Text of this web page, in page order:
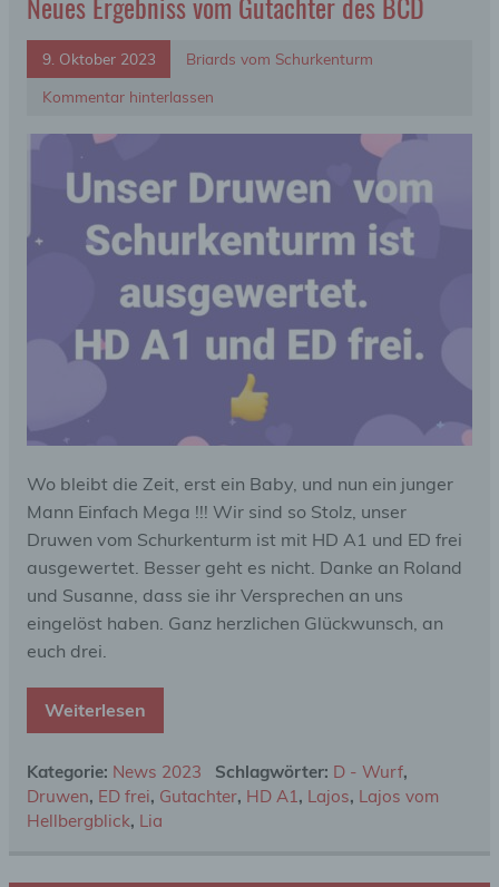
9. Oktober 2023
Briards vom Schurkenturm
Kommentar hinterlassen
Wo bleibt die Zeit, erst ein Baby, und nun ein junger
Mann Einfach Mega !!! Wir sind so Stolz, unser
Druwen vom Schurkenturm ist mit HD A1 und ED frei
ausgewertet. Besser geht es nicht. Danke an Roland
und Susanne, dass sie ihr Versprechen an uns
eingelöst haben. Ganz herzlichen Glückwunsch, an
euch drei.
Weiterlesen
Kategorie: News 2023 Schlagwörter: D - Wurf,
Druwen, ED frei, Gutachter, HD A1 , Lajos, Lajos vom
Hellbergblick, Lia